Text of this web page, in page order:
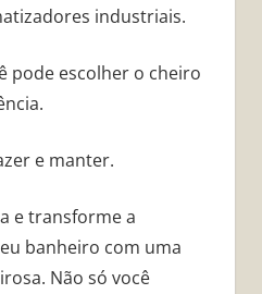
industriais.
pode escolher o cheiro
e manter.
e transforme a
banheiro com uma
Não só você